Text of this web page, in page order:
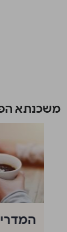
משכנתא